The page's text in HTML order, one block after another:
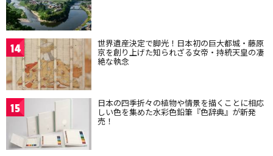
14 世界遺産決定で脚光！日本初の巨大都城・藤原
京を創り上げた知られざる女帝・持統天皇の凄
絶な執念
15 日本の四季折々の植物や情景を描くことに相応
しい色を集めた水彩色鉛筆『色辞典』が新発
売！